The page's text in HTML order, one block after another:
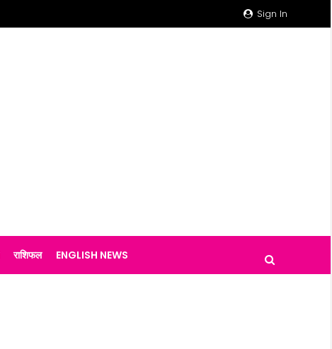
Sign In
राशिफल ENGLISH NEWS